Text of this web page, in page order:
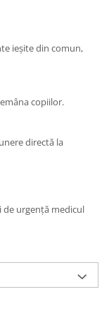
ieșite din comun,
copiilor.
directă la
de urgență medicul